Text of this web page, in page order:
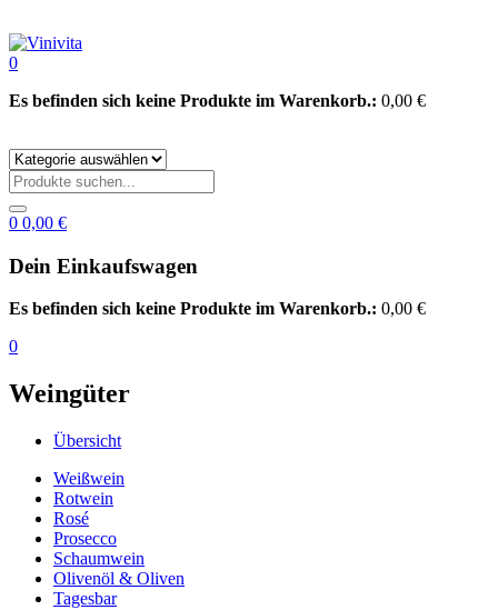
0
Es befinden sich keine Produkte im Warenkorb.: 0,00 €
0 0,00 €
Dein Einkaufswagen
Es befinden sich keine Produkte im Warenkorb.: 0,00 €
0
Weingüter
Übersicht
Weißwein
Rotwein
Rosé
Prosecco
Schaumwein
Olivenöl & Oliven
Tagesbar